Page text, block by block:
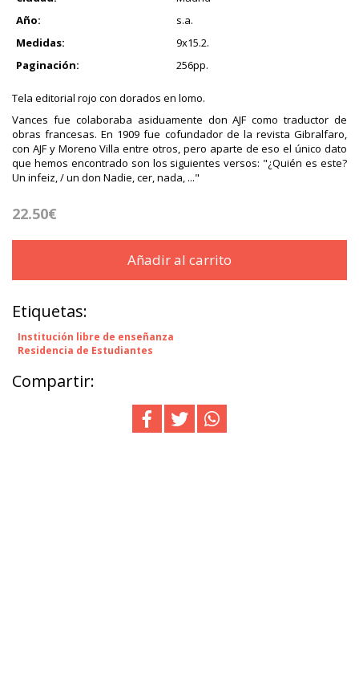
Año:
s.a.
Medidas:
9x15.2.
Paginación:
256pp.
Tela editorial rojo con dorados en lomo.
Vances fue colaboraba asiduamente don AJF como traductor de
obras francesas. En 1909 fue cofundador de la revista Gibralfaro,
con AJF y Moreno Villa entre otros, pero aparte de eso el único dato
que hemos encontrado son los siguientes versos: "¿Quién es este?
Un infeiz, / un don Nadie, cer, nada, ..."
22.50€
Añadir al carrito
Etiquetas:
Institución libre de enseñanza
Residencia de Estudiantes
Compartir: